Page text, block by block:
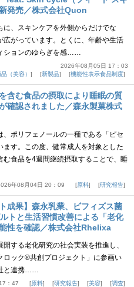
発売／株式会社Quon
、スキンケアを外側からだけでな
広がっています。とくに、年齢や生活
ションのゆらぎを感……
2026年08月05日 17：03
（美容） 新製品 機能性表示食品制度
含む食品の摂取により睡眠の質
確認されました／森永製菓株式
、ポリフェノールの一種である「ピセ
す。この度、健常成人を対象とした
む食品を4週間継続摂取することで、睡
年08月04日 20：09 原料 研究報告
成果】森永乳業、ビフィズス菌
トと生活習慣改善による「老化
性を確認／株式会社Rhelixa
する老化研究の社会実装を推進し、
ロック®共創プロジェクト」に参画い
と連携……
：47 原料 研究報告 美容 調査